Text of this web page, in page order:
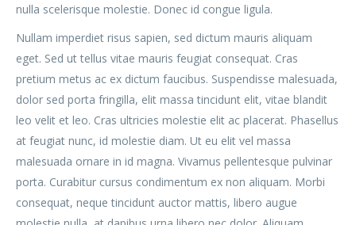
nulla scelerisque molestie. Donec id congue ligula.
Nullam imperdiet risus sapien, sed dictum mauris aliquam
eget. Sed ut tellus vitae mauris feugiat consequat. Cras
pretium metus ac ex dictum faucibus. Suspendisse malesuada,
dolor sed porta fringilla, elit massa tincidunt elit, vitae blandit
leo velit et leo. Cras ultricies molestie elit ac placerat. Phasellus
at feugiat nunc, id molestie diam. Ut eu elit vel massa
malesuada ornare in id magna. Vivamus pellentesque pulvinar
porta. Curabitur cursus condimentum ex non aliquam. Morbi
consequat, neque tincidunt auctor mattis, libero augue